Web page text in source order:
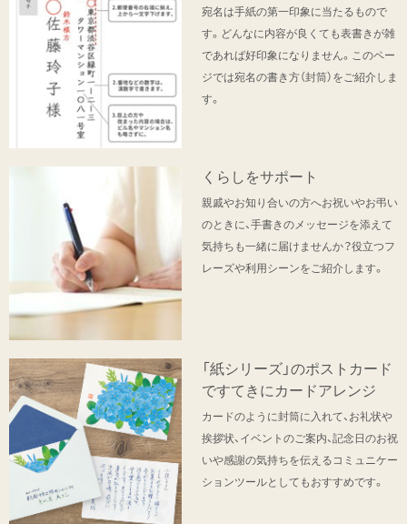
宛名は手紙の第一印象に当たるもので
す。どんなに内容が良くても表書きが雑
であれば好印象になりません。このペー
ジでは宛名の書き方（封筒）をご紹介しま
す。
くらしをサポート
親戚やお知り合いの方へお祝いやお弔い
のときに、手書きのメッセージを添えて
気持ちも一緒に届けませんか？役立つフ
レーズや利用シーンをご紹介します。
「紙シリーズ」のポストカード
ですてきにカードアレンジ
カードのように封筒に入れて、お礼状や
挨拶状、イベントのご案内、記念日のお祝
いや感謝の気持ちを伝えるコミュニケー
ションツールとしてもおすすめです。